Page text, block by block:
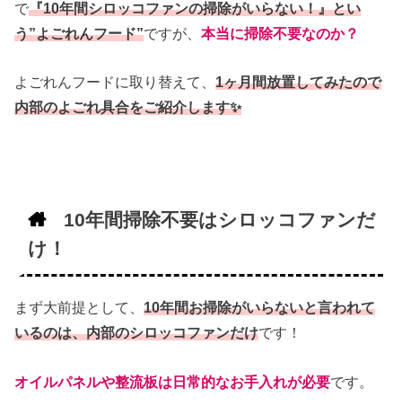
で『10年間シロッコファンの掃除がいらない！』とい
う”よごれんフード”ですが、本当に掃除不要なのか？
よごれんフードに取り替えて、1ヶ月間放置してみたので
内部のよごれ具合をご紹介します✨
10年間掃除不要はシロッコファンだ
け！
まず大前提として、10年間お掃除がいらないと言われて
いるのは、内部のシロッコファンだけです！
オイルパネルや整流板は日常的なお手入れが必要です。